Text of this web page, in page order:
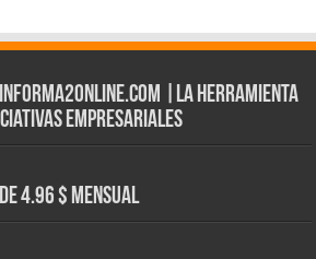
|La herramienta
empresariales
4.96 $ Mensual